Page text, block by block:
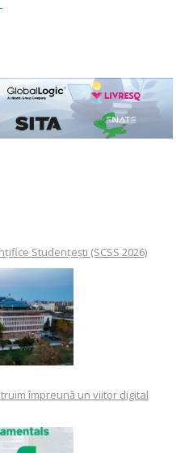
Studențești (SCSS 2026)
împreună un viitor digital